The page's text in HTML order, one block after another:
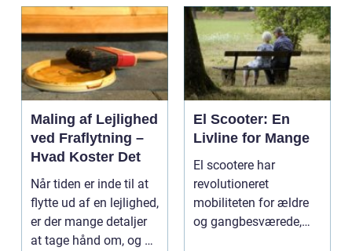
Maling af Lejlighed
ved Fraflytning –
Hvad Koster Det
Når tiden er inde til at
flytte ud af en lejlighed,
er der mange detaljer
at tage hånd om, og en
El Scooter: En
Livline for Mange
El scootere har
revolutioneret
mobiliteten for ældre
og gangbesværede,